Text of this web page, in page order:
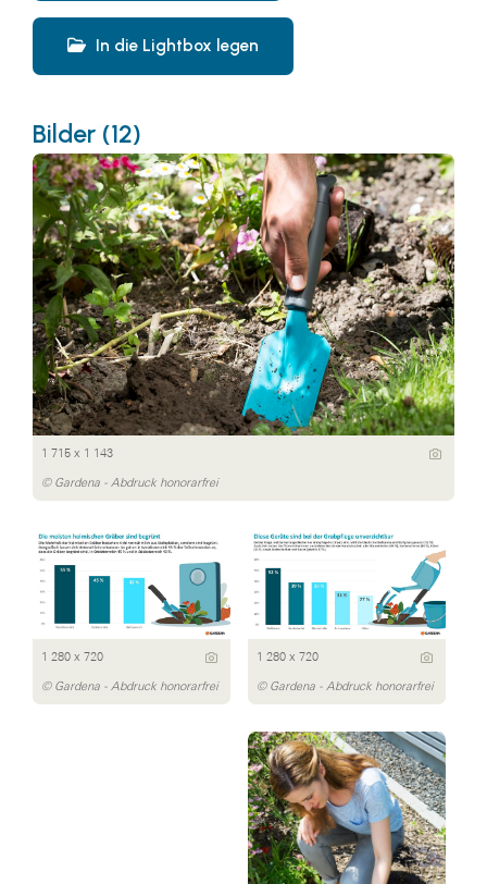
In die Lightbox legen
Bilder (12)
1 715 x 1 143
© Gardena - Abdruck honorarfrei
1 280 x 720
© Gardena - Abdruck honorarfrei
1 280 x 720
© Gardena - Abdruck honorarfrei